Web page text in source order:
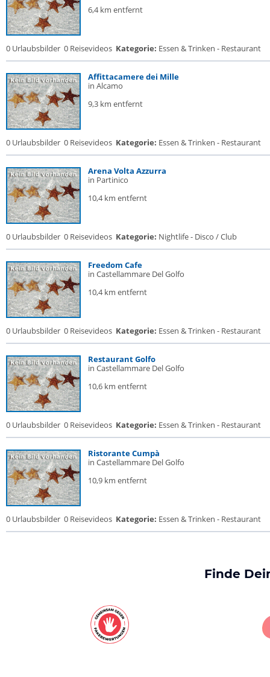
6,4 km entfernt
0 Urlaubsbilder 0 Reisevideos Kategorie: Essen & Trinken - Restaurant
Affittacamere dei Mille
in Alcamo
9,3 km entfernt
0 Urlaubsbilder 0 Reisevideos Kategorie: Essen & Trinken - Restaurant
Arena Volta Azzurra
in Partinico
10,4 km entfernt
0 Urlaubsbilder 0 Reisevideos Kategorie: Nightlife - Disco / Club
Freedom Cafe
in Castellammare Del Golfo
10,4 km entfernt
0 Urlaubsbilder 0 Reisevideos Kategorie: Essen & Trinken - Restaurant
Restaurant Golfo
in Castellammare Del Golfo
10,6 km entfernt
0 Urlaubsbilder 0 Reisevideos Kategorie: Essen & Trinken - Restaurant
Ristorante Cumpà
in Castellammare Del Golfo
10,9 km entfernt
0 Urlaubsbilder 0 Reisevideos Kategorie: Essen & Trinken - Restaurant
Finde